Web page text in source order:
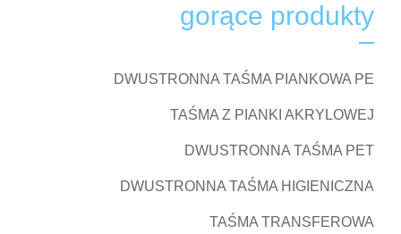
gorące produkty
DWUSTRONNA TAŚMA PIANKOWA PE
TAŚMA Z PIANKI AKRYLOWEJ
DWUSTRONNA TAŚMA PET
DWUSTRONNA TAŚMA HIGIENICZNA
TAŚMA TRANSFEROWA